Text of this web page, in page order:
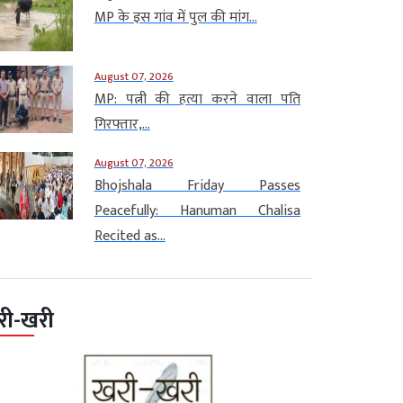
MP के इस गांव में पुल की मांग...
August 07, 2026
MP: पत्नी की हत्या करने वाला पति
गिरफ्तार,...
August 07, 2026
Bhojshala Friday Passes
Peacefully: Hanuman Chalisa
Recited as...
खरी